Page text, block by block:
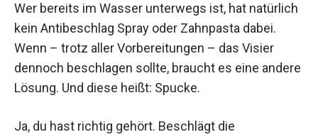
Wer bereits im Wasser unterwegs ist, hat natürlich
kein Antibeschlag Spray oder Zahnpasta dabei.
Wenn – trotz aller Vorbereitungen – das Visier
dennoch beschlagen sollte, braucht es eine andere
Lösung. Und diese heißt: Spucke.
Ja, du hast richtig gehört. Beschlägt die